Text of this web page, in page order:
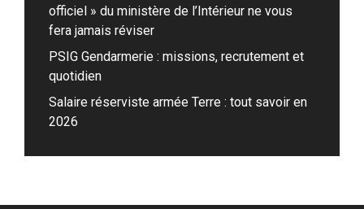
officiel » du ministère de l’Intérieur ne vous
fera jamais réviser
PSIG Gendarmerie : missions, recrutement et
quotidien
Salaire réserviste armée Terre : tout savoir en
2026